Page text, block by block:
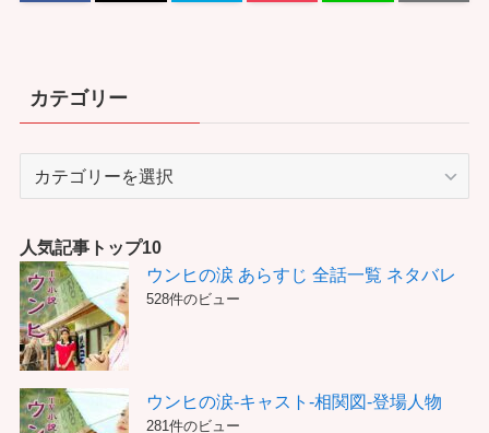
カテゴリー
リ
ー
人気記事トップ10
ウンヒの涙 あらすじ 全話一覧 ネタバレ
528件のビュー
ウンヒの涙-キャスト-相関図-登場人物
281件のビュー